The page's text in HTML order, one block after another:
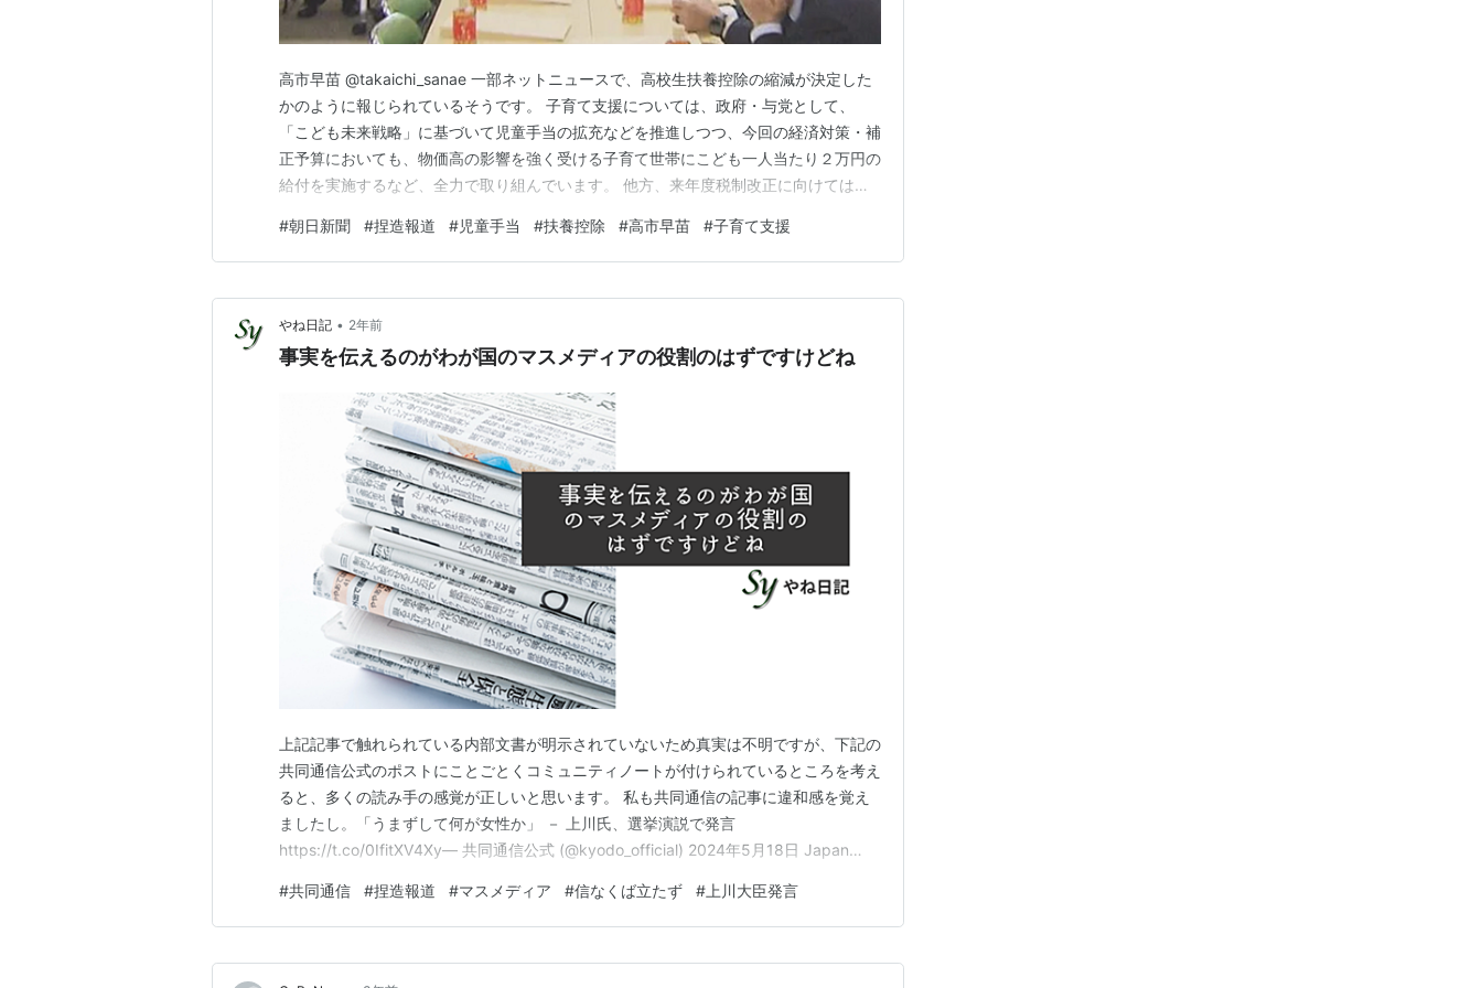
高市早苗 @takaichi_sanae 一部ネットニュースで、高校生扶養控除の縮減が決定した
かのように報じられているそうです。 子育て支援については、政府・与党として、
「こども未来戦略」に基づいて児童手当の拡充などを推進しつつ、今回の経済対策・補
正予算においても、物価高の影響を強く受ける子育て世帯にこども一人当たり２万円の
給付を実施するなど、全力で取り組んでいます。 他方、来年度税制改正に向けては、
っているため、「高校生扶養控除」に関する議論が行われています。 しかし、私が縮
減に関する指示を出したということもありま…
#朝日新聞 #捏造報道 #児童手当 #扶養控除 #高市早苗 #子育て支援
やね日記 • 2年前
事実を伝えるのがわが国のマスメディアの役割のはずですけどね
上記記事で触れられている内部文書が明示されていないため真実は不明ですが、下記の
共同通信公式のポストにことごとくコミュニティノートが付けられているところを考え
ると、多くの読み手の感覚が正しいと思います。 私も共同通信の記事に違和感を覚え
ましたし。「うまずして何が女性か」 － 上川氏、選挙演説で発言
https://t.co/0IfitXV4Xy— 共同通信公式 (@kyodo_official) 2024年5月18日 Japan
speechhttps://t.co/UqO3qUvtC…
#共同通信 #捏造報道 #マスメディア #信なくば立たず # 上川大臣発言